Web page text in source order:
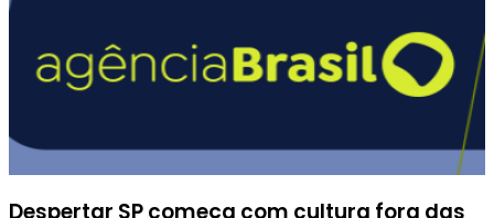
Despertar SP começa com cultura fora das